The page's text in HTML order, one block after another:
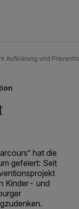
Aufklärung und
hat die
gefeiert: Seit
Kinder- und